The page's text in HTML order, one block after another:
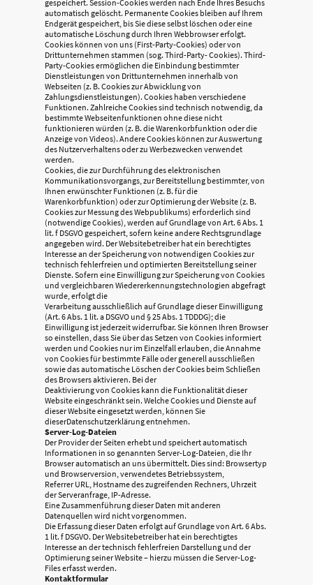
gespeichert. Session-Cookies werden nach Ende Ihres Besuchs
automatisch gelöscht. Permanente Cookies bleiben auf Ihrem
Endgerät gespeichert, bis Sie diese selbst löschen oder eine
automatische Löschung durch Ihren Webbrowser erfolgt.
Cookies können von uns (First-Party-Cookies) oder von
Drittunternehmen stammen (sog. Third-Party- Cookies). Third-
Party-Cookies ermöglichen die Einbindung bestimmter
Dienstleistungen von Drittunternehmen innerhalb von
Webseiten (z. B. Cookies zur Abwicklung von
Zahlungsdienstleistungen). Cookies haben verschiedene
Funktionen. Zahlreiche Cookies sind technisch notwendig, da
bestimmte Webseitenfunktionen ohne diese nicht
funktionieren würden (z. B. die Warenkorbfunktion oder die
Anzeige von Videos). Andere Cookies können zur Auswertung
des Nutzerverhaltens oder zu Werbezwecken verwendet
werden.
Cookies, die zur Durchführung des elektronischen
Kommunikationsvorgangs, zur Bereitstellung bestimmter, von
Ihnen erwünschter Funktionen (z. B. für die
Warenkorbfunktion) oder zur Optimierung der Website (z. B.
Cookies zur Messung des Webpublikums) erforderlich sind
(notwendige Cookies), werden auf Grundlage von Art. 6 Abs. 1
lit. f DSGVO gespeichert, sofern keine andere Rechtsgrundlage
angegeben wird. Der Websitebetreiber hat ein berechtigtes
Interesse an der Speicherung von notwendigen Cookies zur
technisch fehlerfreien und optimierten Bereitstellung seiner
Dienste. Sofern eine Einwilligung zur Speicherung von Cookies
und vergleichbaren Wiedererkennungstechnologien abgefragt
wurde, erfolgt die
Verarbeitung ausschließlich auf Grundlage dieser Einwilligung
(Art. 6 Abs. 1 lit. a DSGVO und § 25 Abs. 1 TDDDG); die
Einwilligung ist jederzeit widerrufbar. Sie können Ihren Browser
so einstellen, dass Sie über das Setzen von Cookies informiert
werden und Cookies nur im Einzelfall erlauben, die Annahme
von Cookies für bestimmte Fälle oder generell ausschließen
sowie das automatische Löschen der Cookies beim Schließen
des Browsers aktivieren. Bei der
Deaktivierung von Cookies kann die Funktionalität dieser
Website eingeschränkt sein. Welche Cookies und Dienste auf
dieser Website eingesetzt werden, können Sie
dieserDatenschutzerklärung entnehmen.
Server-Log-Dateien
Der Provider der Seiten erhebt und speichert automatisch
Informationen in so genannten Server-Log-Dateien, die Ihr
Browser automatisch an uns übermittelt. Dies sind: Browsertyp
und Browserversion, verwendetes Betriebssystem,
Referrer URL, Hostname des zugreifenden Rechners, Uhrzeit
der Serveranfrage, IP-Adresse.
Eine Zusammenführung dieser Daten mit anderen
Datenquellen wird nicht vorgenommen.
Die Erfassung dieser Daten erfolgt auf Grundlage von Art. 6 Abs.
1 lit. f DSGVO. Der Websitebetreiber hat ein berechtigtes
Interesse an der technisch fehlerfreien Darstellung und der
Optimierung seiner Website – hierzu müssen die Server-Log-
Files erfasst werden.
Kontaktformular